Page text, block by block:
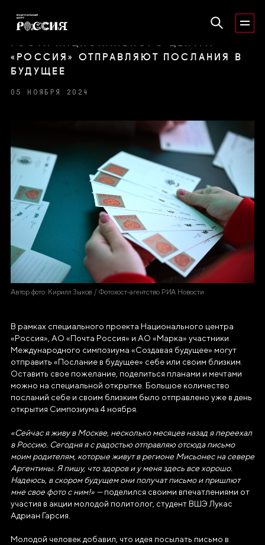
ГОСТИ НАЦИОНАЛЬНОГО ЦЕНТРА
«РОССИЯ» ОТПРАВЛЯЮТ ПОСЛАНИЯ В
БУДУЩЕЕ
05 НОЯБРЯ 2024
Автор фото: Кирилл Зыков / Фотохост-агентство РИА Новости
В рамках специального проекта Национального центра
«Россия», АО «Почта Россия» и АО «Марка» участники
Международного симпозиума «Создавая будущее» могут
отправить «Послание в будущее» себе или своим близким.
Оставить свое пожелание, поделиться планами и мечтами
можно на специальной открытке. Большое количество
посланий себе и своим близким было отправлено уже в день
открытия Симпозиума 4 ноября.
«Сейчас я живу в Москве, несколько месяцев назад я переехал
в Россию. Сегодня я с радостью отправляю отсюда письмо
моим родителям, которые живут в регионе Мисьонес на севере
Аргентины. Я пишу, что здоров и у меня здесь все хорошо.
Надеюсь, в скором будущем они получат письмо и пришлют
мне свое фото с ним!» —поделился своими впечатлениями от
участия в акции молодой политолог, студент ВШЭ Лукас
Адриан Гарсия.
Молодой человек добавил, что идея посылать письмо в